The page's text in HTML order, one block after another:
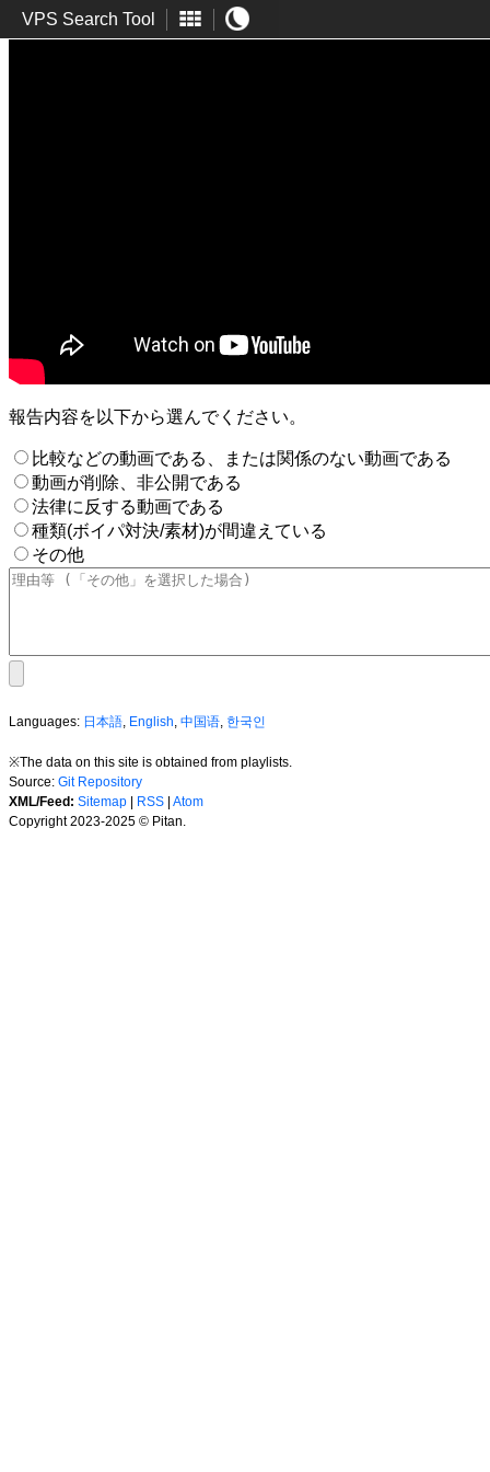
VPS Search Tool
報告内容を以下から選んでください。
比較などの動画である、または関係のない動画である
動画が削除、非公開である
法律に反する動画である
種類(ボイパ対決/素材)が間違えている
その他
Languages: 日本語, English, 中国语, 한국인
※The data on this site is obtained from playlists.
Source: Git Repository
XML/Feed: Sitemap RSS Atom
Copyright 2023-2025 © Pitan.